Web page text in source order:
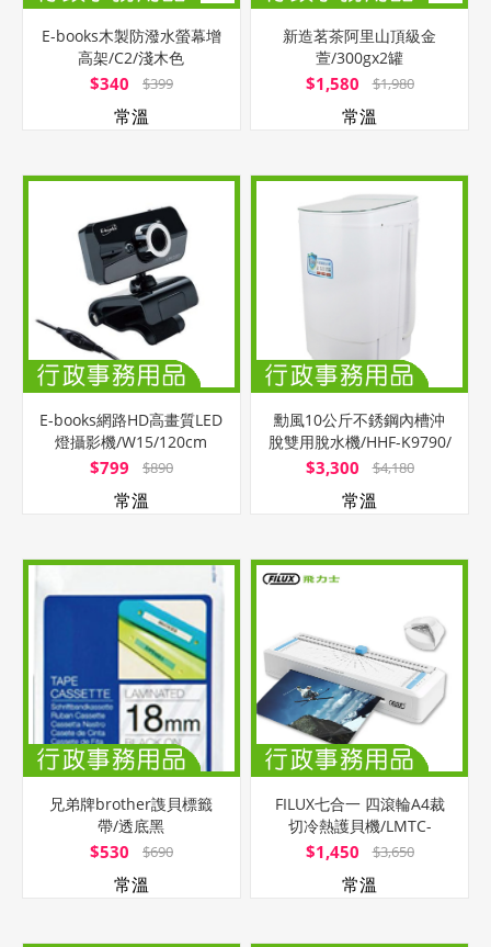
E-books木製防潑水螢幕增
高架/C2/淺木色
$340 $399
常溫
新造茗茶阿里山頂級金
萱/300gx2罐
$1,580 $1,980
常溫
E-books網路HD高畫質LED
燈攝影機/W15/120cm
$799 $890
常溫
勳風10公斤不銹鋼內槽沖
脫雙用脫水機/HHF-K9790/
台
$3,300 $4,180
常溫
兄弟牌brother謢貝標籤
帶/透底黑
字/18mmx8M/TZE-141
$530 $690
常溫
FILUX七合一 四滾輪A4裁
切冷熱護貝機/LMTC-
007HC/零秒
$1,450 $3,650
常溫